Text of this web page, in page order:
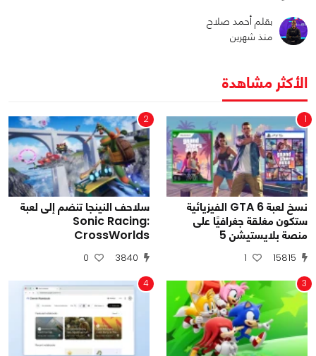
بقلم أحمد صلاح
منذ شهرين
الأكثر مشاهدة
1
نسخ لعبة GTA 6 الفيزيائية
ستكون مغلقة جغرافيًا على
منصة بلايستيشن 5
15815
1
2
سلاحف النينجا تنضم إلى لعبة
Sonic Racing:
CrossWorlds
3840
0
3
4